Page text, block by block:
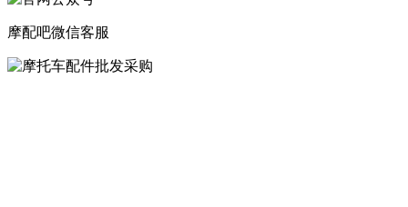
摩配吧微信客服